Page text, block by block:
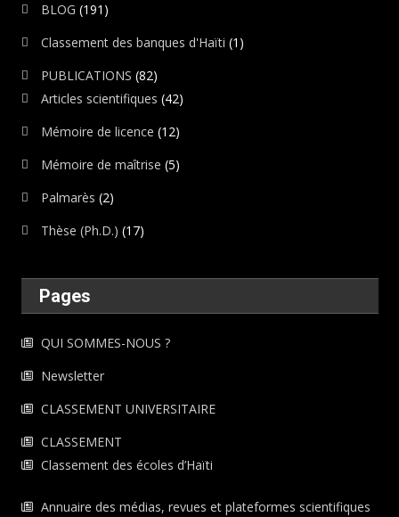
BLOG (191)
Classement des banques d'Haïti (1)
PUBLICATIONS (82)
Articles scientifiques (42)
Mémoire de licence (12)
Mémoire de maîtrise (5)
Palmarès (2)
Thèse (Ph.D.) (17)
Pages
QUI SOMMES-NOUS ?
Newsletter
CLASSEMENT UNIVERSITAIRE
CLASSEMENT
Classement des écoles d’Haïti
Annuaire des médias, revues et plateformes scientifiques